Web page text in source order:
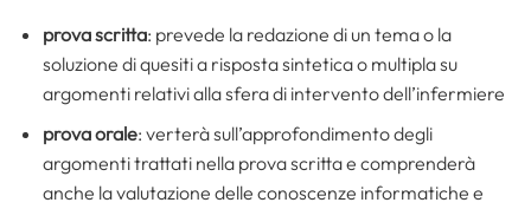
prova scritta: prevede la redazione di un tema o la
soluzione di quesiti a risposta sintetica o multipla su
argomenti relativi alla sfera di intervento dell’infermiere
prova orale: verterà sull’approfondimento degli
argomenti trattati nella prova scritta e comprenderà
anche la valutazione delle conoscenze informatiche e